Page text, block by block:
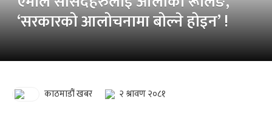
‘सरकारको आलोचनामा बोल्ने होइन’ !
काठमाडौं खबर २ श्रावण २०८१